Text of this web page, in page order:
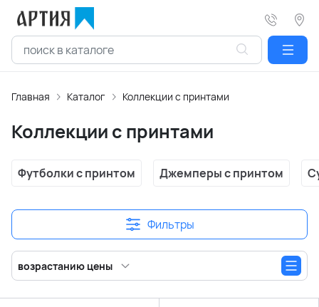
Главная Каталог Коллекции с принтами
Коллекции с принтами
Футболки с принтом Джемперы с принтом
Фильтры
возрастанию цены